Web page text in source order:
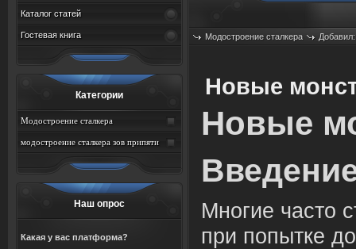
Каталог статей
Гостевая книга
Категории
Модостроение сталкера
модостроение сталкера зов припяти
Наш опрос
Какая у вас платформа?
Модостроение сталкера
Новые
Новые
Многие часто
при попытке